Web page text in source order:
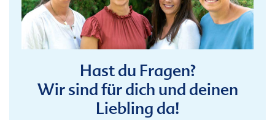
Hast du Fragen?
Wir sind für dich und deinen
Liebling da!